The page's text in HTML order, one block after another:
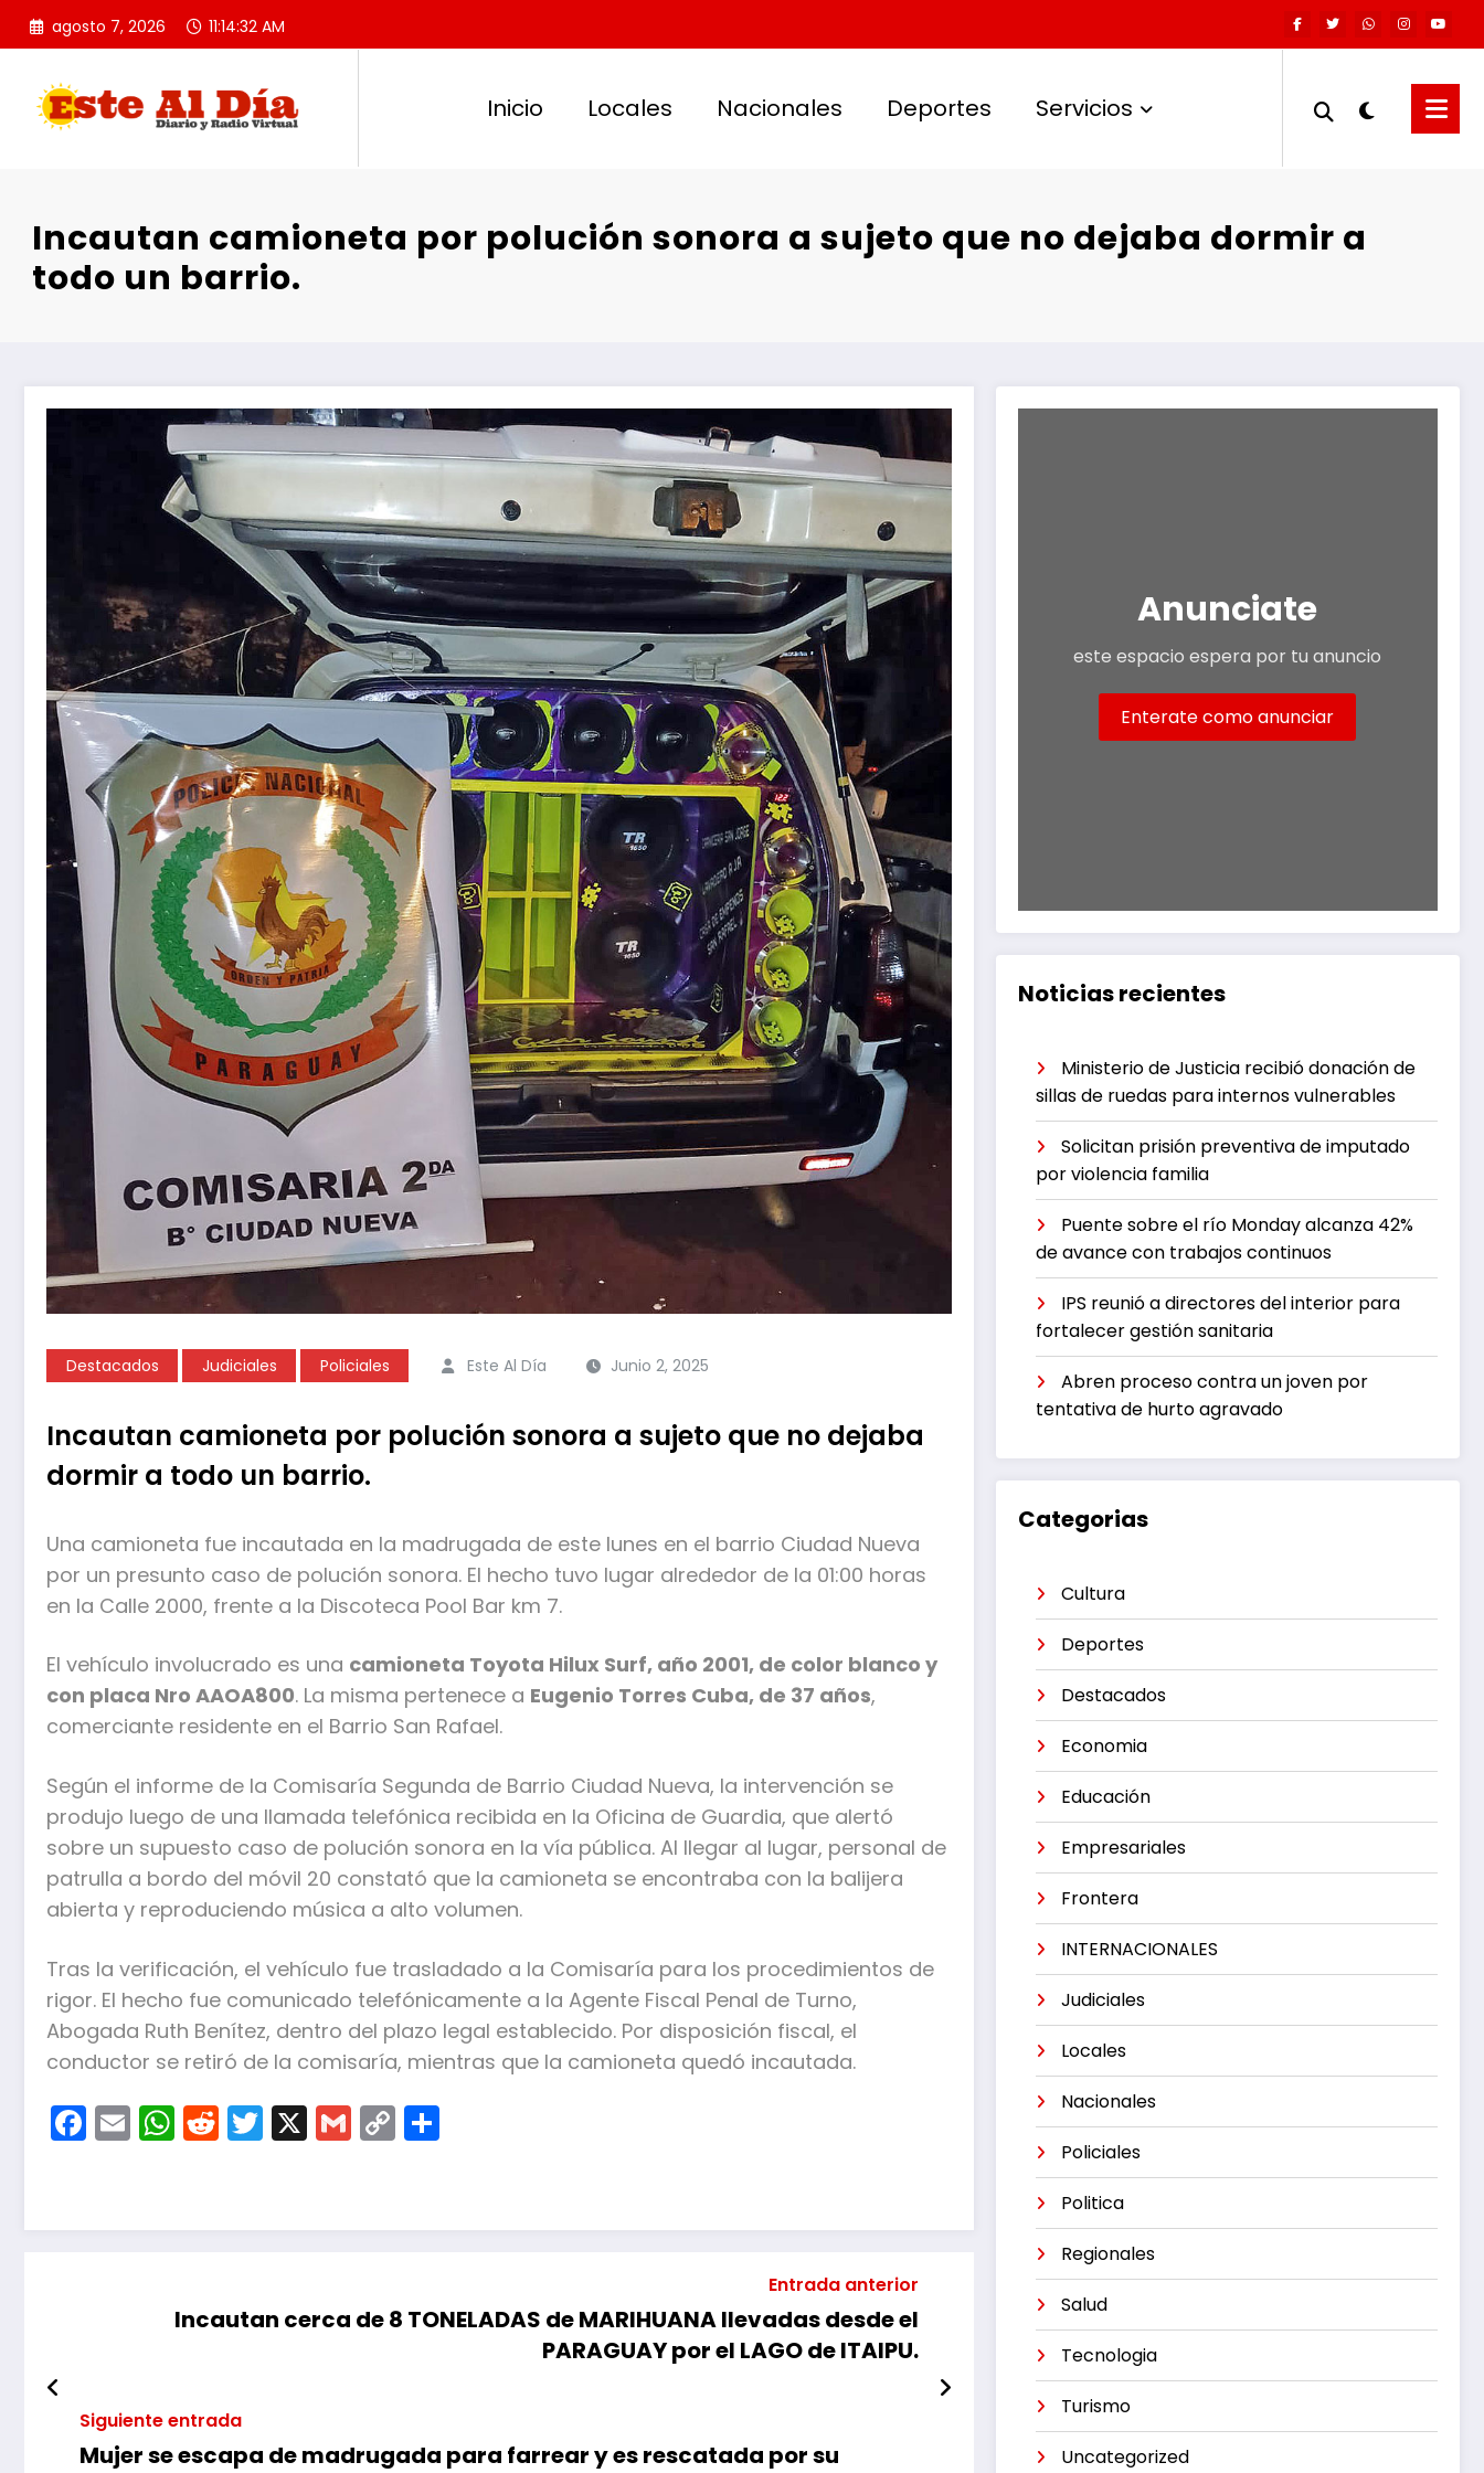
Saltar
agosto 7, 2026 11:14:32 AM
Inicio Locales Nacionales Deportes Servicios
Incautan camioneta por polución sonora a sujeto que no dejaba dormir a
todo un barrio.
Destacados Judiciales Policiales Este Al Día Junio 2, 2025
Incautan camioneta por polución sonora a sujeto que no dejaba
dormir a todo un barrio.
Una camioneta fue incautada en la madrugada de este lunes en el barrio Ciudad Nueva
por un presunto caso de polución sonora. El hecho tuvo lugar alrededor de la 01:00 horas
en la Calle 2000, frente a la Discoteca Pool Bar km 7.
El vehículo involucrado es una camioneta Toyota Hilux Surf, año 2001, de color blanco y
con placa Nro AAOA800. La misma pertenece a Eugenio Torres Cuba, de 37 años,
comerciante residente en el Barrio San Rafael.
Según el informe de la Comisaría Segunda de Barrio Ciudad Nueva, la intervención se
produjo luego de una llamada telefónica recibida en la Oficina de Guardia, que alertó
sobre un supuesto caso de polución sonora en la vía pública. Al llegar al lugar, personal de
patrulla a bordo del móvil 20 constató que la camioneta se encontraba con la balijera
abierta y reproduciendo música a alto volumen.
Tras la verificación, el vehículo fue trasladado a la Comisaría para los procedimientos de
rigor. El hecho fue comunicado telefónicamente a la Agente Fiscal Penal de Turno,
Abogada Ruth Benítez, dentro del plazo legal establecido. Por disposición fiscal, el
conductor se retiró de la comisaría, mientras que la camioneta quedó incautada.
Facebook
EmailWhatsApp
Reddit
Twitter
X Gmail
Copy
Entrada anterior
Incautan cerca de 8 TONELADAS de MARIHUANA llevadas desde el
PARAGUAY por el LAGO de ITAIPU.
Siguiente entrada
Mujer se escapa de madrugada para farrear y es rescatada por su
Anunciate
este espacio espera por tu anuncio
Enterate como anunciar
Noticias recientes
Ministerio de Justicia recibió donación de
sillas de ruedas para internos vulnerables
Solicitan prisión preventiva de imputado
por violencia familia
Puente sobre el río Monday alcanza 42%
de avance con trabajos continuos
IPS reunió a directores del interior para
fortalecer gestión sanitaria
Abren proceso contra un joven por
tentativa de hurto agravado
Categorias
Cultura
Deportes
Destacados
Economia
Educación
Empresariales
Frontera
INTERNACIONALES
Judiciales
Locales
Nacionales
Policiales
Politica
Regionales
Salud
Tecnologia
Turismo
Uncategorized